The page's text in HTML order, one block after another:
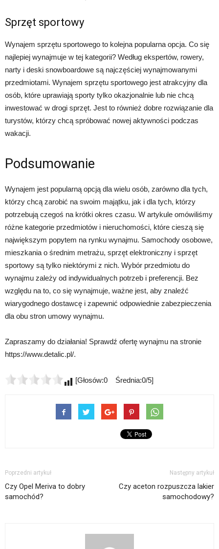
Sprzęt sportowy
Wynajem sprzętu sportowego to kolejna popularna opcja. Co się
najlepiej wynajmuje w tej kategorii? Według ekspertów, rowery,
narty i deski snowboardowe są najczęściej wynajmowanymi
przedmiotami. Wynajem sprzętu sportowego jest atrakcyjny dla
osób, które uprawiają sporty tylko okazjonalnie lub nie chcą
inwestować w drogi sprzęt. Jest to również dobre rozwiązanie dla
turystów, którzy chcą spróbować nowej aktywności podczas
wakacji.
Podsumowanie
Wynajem jest popularną opcją dla wielu osób, zarówno dla tych,
którzy chcą zarobić na swoim majątku, jak i dla tych, którzy
potrzebują czegoś na krótki okres czasu. W artykule omówiliśmy
różne kategorie przedmiotów i nieruchomości, które cieszą się
największym popytem na rynku wynajmu. Samochody osobowe,
mieszkania o średnim metrażu, sprzęt elektroniczny i sprzęt
sportowy są tylko niektórymi z nich. Wybór przedmiotu do
wynajmu zależy od indywidualnych potrzeb i preferencji. Bez
względu na to, co się wynajmuje, ważne jest, aby znaleźć
wiarygodnego dostawcę i zapewnić odpowiednie zabezpieczenia
dla obu stron umowy wynajmu.
Zapraszamy do działania! Sprawdź ofertę wynajmu na stronie
https://www.detalic.pl/.
[Głosów:0 Średnia:0/5]
Poprzedni artykuł
Czy Opel Meriva to dobry
samochód?
Następny artykuł
Czy aceton rozpuszcza lakier
samochodowy?